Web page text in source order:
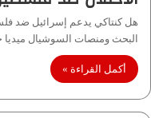
هل كنتاكي يدعم إسرائيل ضد
البحث ومنصات السوشيال ميديا
أكمل القراءة »